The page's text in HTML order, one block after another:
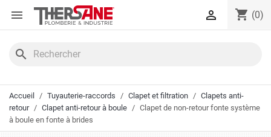
Panneau de gestion des cookies
 shopping_cart (0)

search
Accueil Tuyauterie-raccords Clapet et filtration
Clapets anti-
retour
Clapet anti-retour à boule
Clapet de non-retour fonte système
à boule en fonte à brides